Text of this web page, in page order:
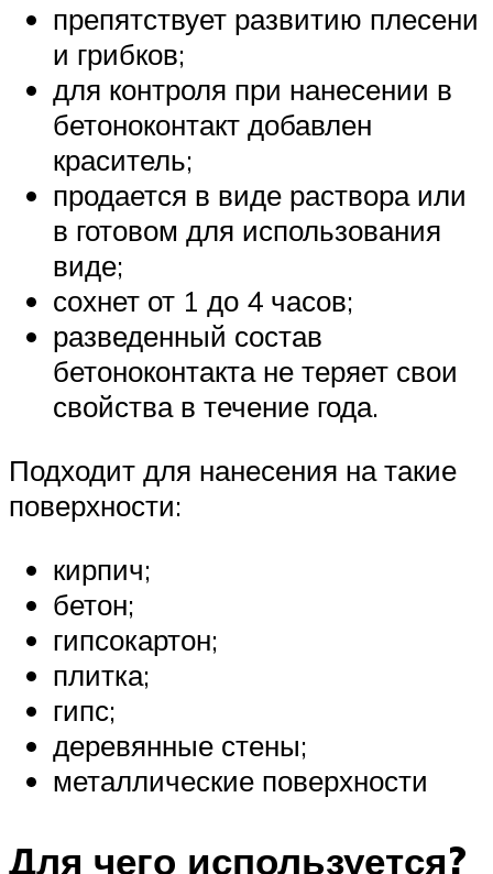
препятствует развитию плесени
и грибков;
для контроля при нанесении в
бетоноконтакт добавлен
краситель;
продается в виде раствора или
в готовом для использования
виде;
сохнет от 1 до 4 часов;
разведенный состав
бетоноконтакта не теряет свои
свойства в течение года.
Подходит для нанесения на такие
поверхности:
кирпич;
бетон;
гипсокартон;
плитка;
гипс;
деревянные стены;
металлические поверхности
Для чего используется?